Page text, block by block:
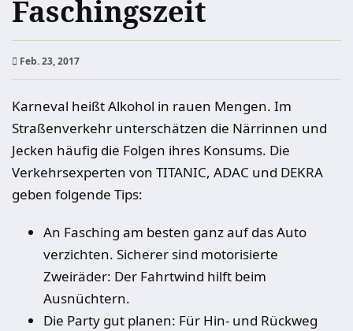
Faschingszeit
Feb. 23, 2017
Karneval heißt Alkohol in rauen Mengen. Im
Straßenverkehr unterschätzen die Närrinnen und
Jecken häufig die Folgen ihres Konsums. Die
Verkehrsexperten von TITANIC, ADAC und DEKRA
geben folgende Tips:
An Fasching am besten ganz auf das Auto
verzichten. Sicherer sind motorisierte
Zweiräder: Der Fahrtwind hilft beim
Ausnüchtern.
Die Party gut planen: Für Hin- und Rückweg